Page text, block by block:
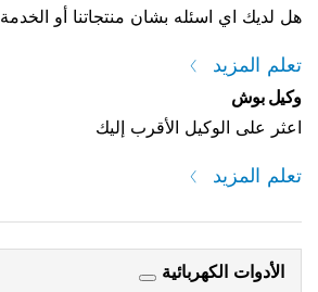
هل لديك اي اسئله بشان منتجاتنا أو الخدمة ؟
تعلم المزيد
وكيل بوش
اعثر على الوكيل الأقرب إليك
تعلم المزيد
الأدوات الكهربائية